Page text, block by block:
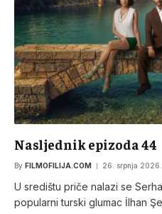
Nasljednik epizoda 44
By FILMOFILIJA.COM 26. srpnja 2026.
U središtu priče nalazi se
popularni turski glumac İlhan